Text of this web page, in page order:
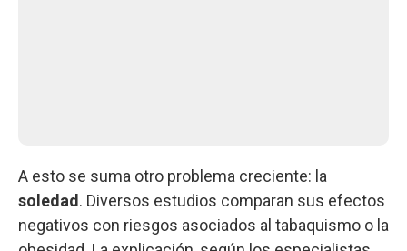
A esto se suma otro problema creciente: la
soledad . Diversos estudios comparan sus efectos
negativos con riesgos asociados al tabaquismo o la